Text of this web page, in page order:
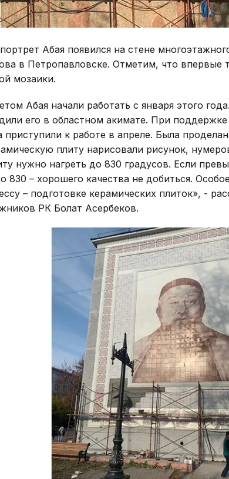
Абая появился на стене
в Петропавловске. Отметим, что впервые
мозаики.
Абая начали работать с января этого
его в областном акимате. При
к работе в апреле. Была
плиту нарисовали рисунок,
нужно нагреть до 830 градусов. Если
830 – хорошего качества не добиться.
– подготовке керамических плиток», -
РК Болат Асербеков.